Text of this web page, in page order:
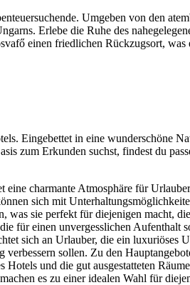
Umgeben von den
Erlebe die Ruhe des
einen friedlichen Rückzugsort, was
Eingebettet in eine wunderschöne
zum Erkunden suchst, findest du
eine charmante Atmosphäre für
sich mit
was sie perfekt für diejenigen macht,
für einen unvergesslichen Aufenthalt
sich an Urlauber, die ein luxuriöses
sollen. Zu den
und die gut ausgestatteten
es zu einer idealen Wahl für